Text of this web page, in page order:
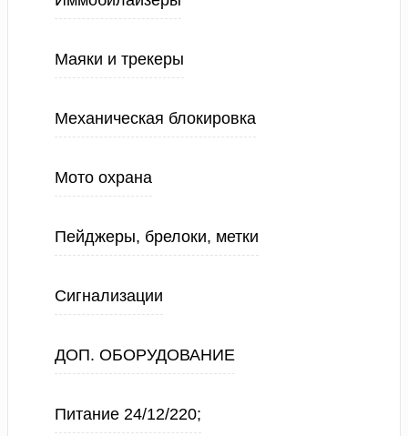
Маяки и трекеры
Механическая блокировка
Мото охрана
Пейджеры, брелоки, метки
Сигнализации
ДОП. ОБОРУДОВАНИЕ
Питание 24/12/220;